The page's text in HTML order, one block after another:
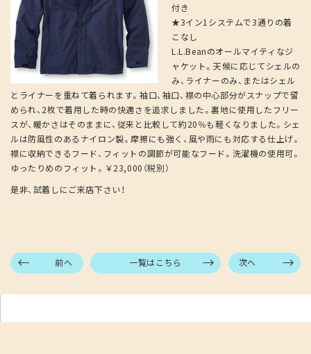
付き
★3イン1システムで3通りの着
こなし
L.L.Beanのオールマイティなジ
ャケット。天候に応じてシェルの
み、ライナーのみ、またはシェル
とライナーを重ねて着られます。袖口、袖口、襟の中心部分がスナップで留
められ、2枚で着用した時の快適さを追求しました。裏地に使用したフリー
スが、暖かさはそのままに、従来と比較して約20％も軽くなりました。シェ
ルは防風性のあるナイロン製。摩擦にも強く、風や雨にも対応する仕上げ。
襟に収納できるフード、フィットの調節が可能なフード。洗濯機の使用可。
ゆったりめのフィット。￥23,000（税別）
是非、試着しにご来店下さい！
前へ 一覧はこちら 次へ